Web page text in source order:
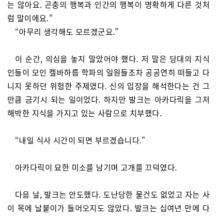
는 않아요. 곤충의 행복과 인간의 행복이 명확하게 다른 것처
럼 말이에요.”
“아무리 생각해도 모르겠군요.”
이 순간, 의심을 놓지 말았어야 했다. 저 말은 당대의 지식
인들이 모인 켈바하름 학파의 일원들조차 공공연히 떠들고 다
니지 못하던 위험한 주제였다. 신의 입장을 해석한다는 건 그
만큼 금기시 되는 일이었다. 하지만 발크는 아카다릭을 그저
해박한 지식을 가지고 있는 사람으로 치부했다.
“내일 식사 시간이 되면 부르겠습니다.”
아카다릭이 묘한 미소를 남기며 고개를 끄덕였다.
다음 날, 발크는 안도했다. 도난당한 물건도 없었고 자는 사
이 목에 날붙이가 들어오지도 않았다. 발크는 십여년 만에 다